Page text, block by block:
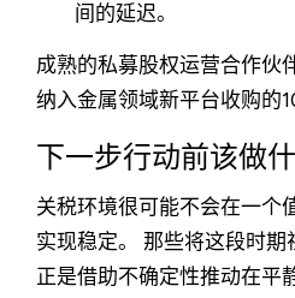
间的延迟。
成熟的私募股权运营合作伙
纳入金属领域新平台收购的
下一步行动前该做
关税环境很可能不会在一个
实现稳定。 那些将这段时期
正是借助不确定性推动在平